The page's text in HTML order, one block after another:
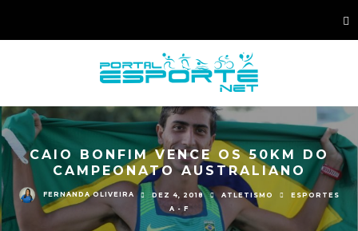
CAIO BONFIM VENCE OS 50KM DO
CAMPEONATO AUSTRALIANO
FERNANDA OLIVEIRA DEZ 4, 2018 ATLETISMO
ESPORTES
A - F